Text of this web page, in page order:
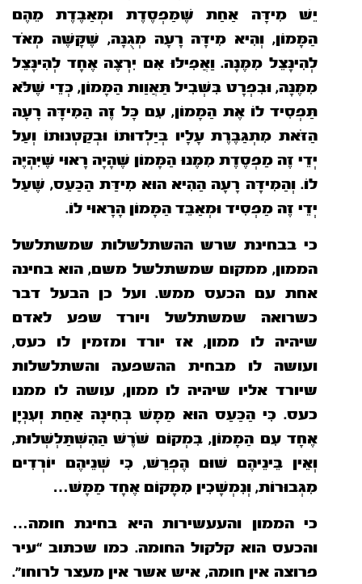
יֵשׁ מִידָּה אַחַת שֶׁמַּפְסֶדֶת וּמְאַבֶּדֶת מֵהֶם
הַמָּמוֹן, וְהִיא מִידָּה רָעָה מְגֻנָּה, שֶׁקָּשֶׁה מְאֹד
לְהִינָּצֵל מִמֶּנָּה.וַאֲפִילּוּ אִם יִרְצֶה אֶחָד לְהִינָּצֵל
מִמֶּנָּה, וּבִפְרָט בִּשְׁבִיל תַּאֲוַות הַמָּמוֹן, כְּדֵי שֶׁלֹּא
תַּפְסִיד לוֹ אֶת הַמָּמוֹן, עִם כָּל זֶה הַמִּידָּה רָעָה
הַזֹּאת מִתְגַּבֶּרֶת עָלָיו בְּיַלְדוּתוֹ וּבְקַטְנוּתוֹ וְעַל
יְדֵי זֶה מַפְסֶדֶת מִמֶּנּוּ הַמָּמוֹן שֶׁהָיָה רָאוּי שֶׁיִּהְיֶה
לוֹ. וְהַמִּידָּה רָעָה הַהִיא הוּא מִידַּת הַכַּעַס, שֶׁעַל
יְדֵי זֶה מַפְסִיד וּמְאַבֵּד הַמָּמוֹן הָרָאוּי לוֹ.
כי בבחינת שרש ההשתלשלות שמשתלשל
הממון, ממקום שמשתלשל משם, הוא בחינה
אחת עם הכעס ממש. ועל כן הבעל דבר
כשרואה שמשתלשל ויורד שפע לאדם
שיהיה לו ממון, אז יורד ומזמין לו כעס,
ועושה לו מבחית ההשפעה והשתלשלות
שיורד אליו שיהיה לו ממון, עושה לו ממנו
כעס. כִּי הַכַּעַס הוּא מַמָּשׁ בְּחִינָה אַחַת וְעִנְיָן
אֶחָד עִם הַמָּמוֹן, בִּמְקוֹם שֹׁרֶשׁ הַהִשְׁתַּלְשְׁלוּת,
וְאֵין בֵּינֵיהֶם שׁוּם הֶפְרֵשׁ, כִּי שְׁנֵיהֶם יוֹרְדִים
מִגְּבוּרוֹת, וְנִמְשָׁכִין מִמָּקוֹם אֶחָד מַמָּשׁ…
כי הממון והעעשירות היא בחינת חומה…
והכעס הוא קלקול החומה. כמו שכתוב “עיר
פרוצה אין חומה, איש אשר אין מעצר לרוחו”.